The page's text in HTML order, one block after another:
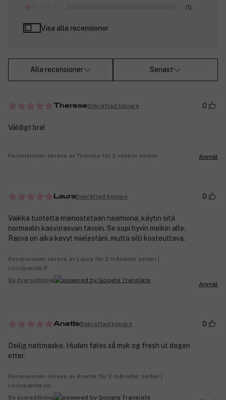
(1)
Visa alla recensioner
Alla recensioner Senast
ThereseBekräftad köpare 0
Väldigt bra!
Recensionen skrevs av Therese för 2 veckor sedan Anmäl
LauraBekräftad köpare 0
Vaikka tuotetta mainostetaan naamiona, käytin sitä
normaalin kasvorasvan tavoin. Se sopi hyvin meikin alle.
Rasva on aika kevyt mielestäni, mutta silti kosteuttava.
Recensionen skrevs av Laura för 2 månader sedan |
cocopanda.fi
Se översättning
Anmäl
AnetteBekräftad köpare 0
Deilig nattmaske. Huden føles så myk og fresh ut dagen
etter.
Recensionen skrevs av Anette för 2 månader sedan |
cocopanda.no
Se översättning